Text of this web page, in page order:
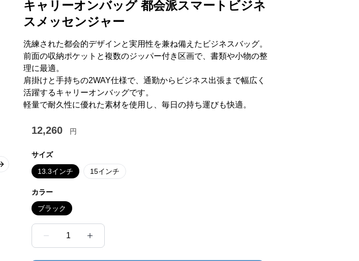
Next slide
キャリーオンバッグ 都会派スマートビジネ
スメッセンジャー
洗練された都会的デザインと実用性を兼ね備えたビジネスバッグ。
前面の収納ポケットと複数のジッパー付き区画で、書類や小物の整
理に最適。
肩掛けと手持ちの2WAY仕様で、通勤からビジネス出張まで幅広く
活躍するキャリーオンバッグです。
軽量で耐久性に優れた素材を使用し、毎日の持ち運びも快適。
12,260 円
サイズ
13.3インチ 15インチ
カラー
ブラック
1